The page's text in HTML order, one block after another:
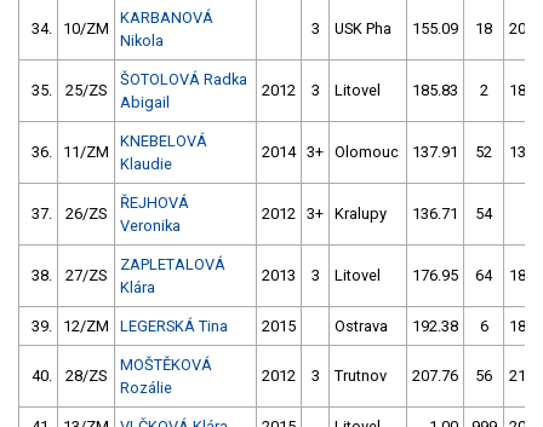
34. 10/ZM
KARBANOVÁ
Nikola
3 USK Pha 155.09 18
35. 25/ZS
ŠOTOLOVÁ Radka
Abigail
2012 3 Litovel 185.83 2
36. 11/ZM
KNEBELOVÁ
Klaudie
2014 3+ Olomouc 137.91 52
37. 26/ZS
ŘEJHOVÁ
Veronika
2012 3+ Kralupy 136.71 54
38. 27/ZS
ZAPLETALOVÁ
Klára
2013 3 Litovel 176.95 64
39. 12/ZM LEGERSKÁ Tina 2015 Ostrava 192.38 6
40. 28/ZS
MOŠTĚKOVÁ
Rozálie
2012 3 Trutnov 207.76 56